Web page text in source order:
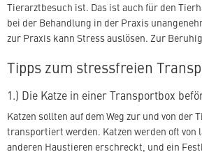
Tierarztbesuch ist. Das ist auch für den
bei der Behandlung in der Praxis
zur Praxis kann Stress auslösen. Zur
Tipps zum stressfreien
1.) Die Katze in einer Transportbox
Katzen sollten auf dem Weg zur und von der
transportiert werden. Katzen werden oft von
anderen Haustieren erschreckt, und ein